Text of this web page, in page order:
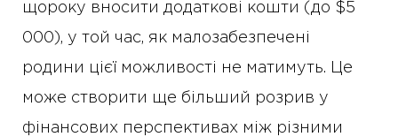
щороку вносити додаткові кошти (до $5
000), у той час, як малозабезпечені
родини цієї можливості не матимуть. Це
може створити ще більший розрив у
фінансових перспективах між різними